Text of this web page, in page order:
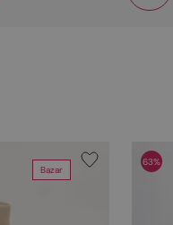
Bazar
63%